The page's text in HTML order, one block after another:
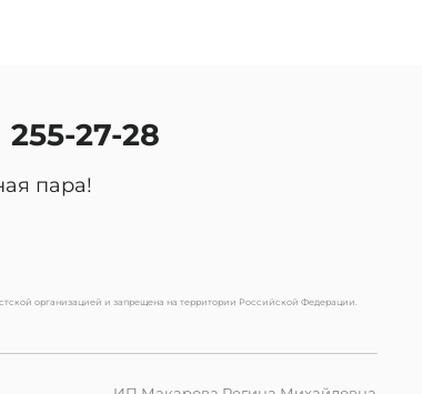
255-27-28
пара!
организацией и запрещена на территории Российской Федерации.